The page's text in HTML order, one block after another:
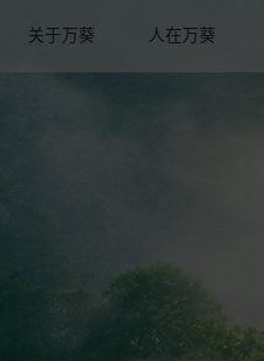
关于万葵 人在万葵